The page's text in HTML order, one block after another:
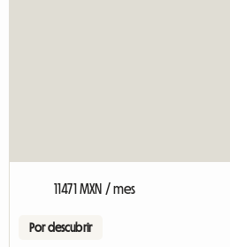
11471 MXN / mes
Por descubrir